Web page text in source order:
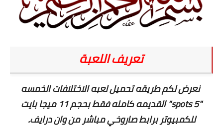
تعريف اللعبة
نعرض لكم طريقه تحميل لعبه الاختلافات الخمسه
"spots 5" القديمه كامله فقط بحجم 11 ميجا بايت
للكمبيوتر برابط صاروخي مباشر من وان درايف.